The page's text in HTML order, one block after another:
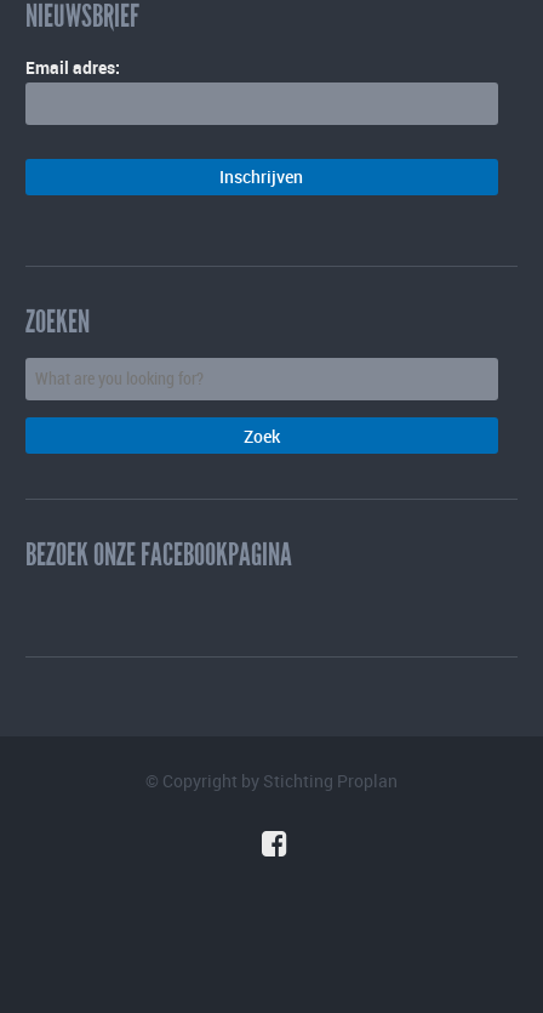
NIEUWSBRIEF
Email adres:
ZOEKEN
BEZOEK ONZE FACEBOOKPAGINA
© Copyright by Stichting Proplan